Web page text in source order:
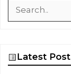
Latest Post